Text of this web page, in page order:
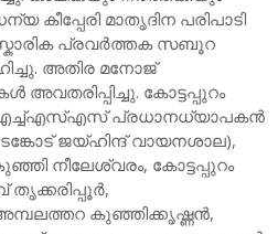
മാതൃദിന പരിപാടി
പ്രവർത്തക സബൂറ
അതിര മനോജ്
അവതരിപ്പിച്ചു. കോട്ടപ്പുറം
എച്ച്എസ്എസ് പ്രധാനധ്യാപകൻ
ജയ്ഹിന്ദ് വായനശാല),
നീലേശ്വരം, കോട്ടപ്പുറം
കുഞ്ഞിക്കൃഷ്ണൻ,